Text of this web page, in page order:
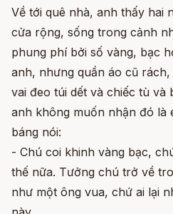
Về tới quê nhà, anh thấy hai
cửa rộng, sống trong cảnh
phung phí bởi số vàng, bạc
anh, nhưng quần áo cũ
vai đeo túi dết và chiếc tù và
anh không muốn nhận đó là
báng nói:
- Chú coi khinh vàng bạc,
thế nữa. Tưởng chú trở về
như một ông vua, chứ ai lại